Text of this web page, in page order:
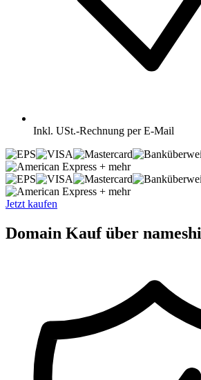
Inkl. USt.-Rechnung per E-Mail
+ mehr
+ mehr
Jetzt kaufen
Domain Kauf über